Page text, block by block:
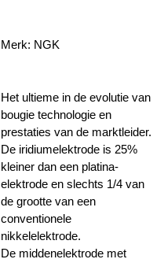
Merk: NGK
Het ultieme in de evolutie van
bougie technologie en
prestaties van de marktleider.
De iridiumelektrode is 25%
kleiner dan een platina-
elektrode en slechts 1/4 van
de grootte van een
conventionele
nikkelelektrode.
De middenelektrode met